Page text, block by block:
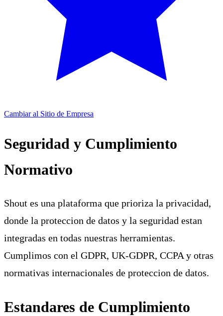
Cambiar al Sitio de Empresa
Seguridad y Cumplimiento
Normativo
Shout es una plataforma que prioriza la privacidad,
donde la proteccion de datos y la seguridad estan
integradas en todas nuestras herramientas.
Cumplimos con el GDPR, UK-GDPR, CCPA y otras
normativas internacionales de proteccion de datos.
Estandares de Cumplimiento